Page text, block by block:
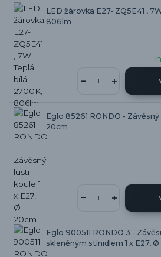
LED žárovka E27- ZQ5E41 ,
806lm
Eglo 85261 RONDO -
20cm
Eglo 900511 RONDO 3 -
skleněným stínidlem 1 x E27,